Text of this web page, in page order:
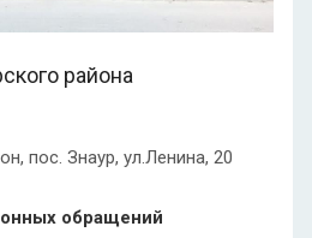
района
пос. Знаур, ул.Ленина, 20
обращений